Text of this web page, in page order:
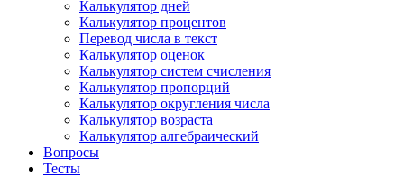
Калькулятор дней
Калькулятор процентов
Перевод числа в текст
Калькулятор оценок
Калькулятор систем счисления
Калькулятор пропорций
Калькулятор округления числа
Калькулятор возраста
Калькулятор алгебраический
Вопросы
Тесты